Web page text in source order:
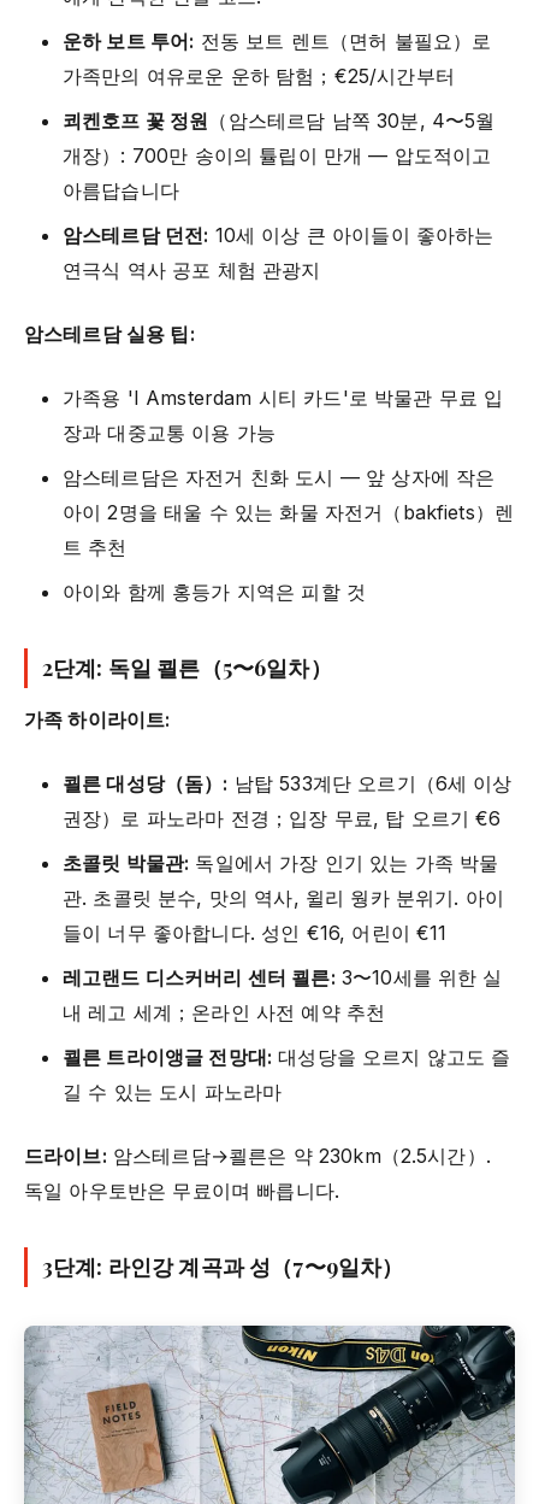
운하 보트 투어: 전동 보트 렌트（면허 불필요）로
가족만의 여유로운 운하 탐험；€25/시간부터
쾨켄호프 꽃 정원 （암스테르담 남쪽 30분, 4〜5월
개장）: 700만 송이의 튤립이 만개 — 압도적이고
아름답습니다
암스테르담 던전: 10세 이상 큰 아이들이 좋아하는
연극식 역사 공포 체험 관광지
암스테르담 실용 팁:
가족용 'I Amsterdam 시티 카드'로 박물관 무료 입
장과 대중교통 이용 가능
암스테르담은 자전거 친화 도시 — 앞 상자에 작은
아이 2명을 태울 수 있는 화물 자전거（bakfiets）렌
트 추천
아이와 함께 홍등가 지역은 피할 것
2단계: 독일 쾰른（5〜6일차）
가족 하이라이트:
쾰른 대성당（돔）: 남탑 533계단 오르기（6세 이상
권장）로 파노라마 전경；입장 무료, 탑 오르기 €6
초콜릿 박물관: 독일에서 가장 인기 있는 가족 박물
관. 초콜릿 분수, 맛의 역사, 윌리 웡카 분위기. 아이
들이 너무 좋아합니다. 성인 €16, 어린이 €11
레고랜드 디스커버리 센터 쾰른: 3〜10세를 위한 실
내 레고 세계；온라인 사전 예약 추천
쾰른 트라이앵글 전망대: 대성당을 오르지 않고도 즐
길 수 있는 도시 파노라마
드라이브: 암스테르담→쾰른은 약 230km（2.5시간）.
독일 아우토반은 무료이며 빠릅니다.
3단계: 라인강 계곡과 성（7〜9일차）